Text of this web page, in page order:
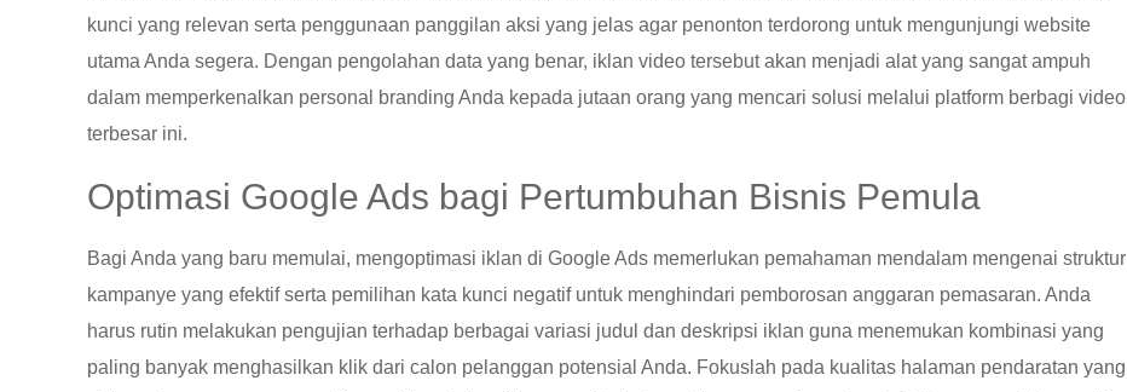
kunci yang relevan serta penggunaan panggilan aksi yang jelas agar penonton terdorong untuk mengunjungi website
utama Anda segera. Dengan pengolahan data yang benar, iklan video tersebut akan menjadi alat yang sangat ampuh
dalam memperkenalkan personal branding Anda kepada jutaan orang yang mencari solusi melalui platform berbagi video
terbesar ini.
Optimasi Google Ads bagi Pertumbuhan Bisnis Pemula
Bagi Anda yang baru memulai, mengoptimasi iklan di Google Ads memerlukan pemahaman mendalam mengenai struktur
kampanye yang efektif serta pemilihan kata kunci negatif untuk menghindari pemborosan anggaran pemasaran. Anda
harus rutin melakukan pengujian terhadap berbagai variasi judul dan deskripsi iklan guna menemukan kombinasi yang
paling banyak menghasilkan klik dari calon pelanggan potensial Anda. Fokuslah pada kualitas halaman pendaratan yang